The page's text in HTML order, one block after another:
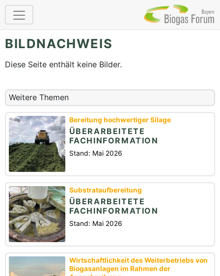
BILDNACHWEIS
Diese Seite enthält keine Bilder.
Weitere Themen
Bereitung hochwertiger Silage
ÜBERARBEITETE
FACHINFORMATION
Stand: Mai 2026
Substrataufbereitung
ÜBERARBEITETE
FACHINFORMATION
Stand: Mai 2026
Wirtschaftlichkeit des Weiterbetriebs von
Biogasanlagen im Rahmen der